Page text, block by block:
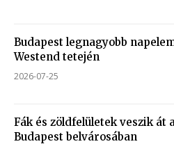
Budapest legnagyobb
Westend tetején
2026-07-25
Fák és zöldfelületek veszik át
Budapest belvárosában